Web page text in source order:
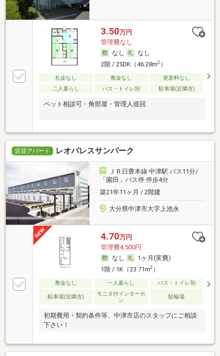
3.50万円
管理費なし
なし
なし
2階 / 2SDK（46.28m2）
礼金なし 敷金なし
更新料なし
二人暮らし
バス・トイレ別 駐車場(近隣含)
ペット相談可・角部屋・管理人巡回
賃貸アパート レオパレスサンパーク
ＪＲ日豊本線 中津駅 バス11分/
「園田」バス停 停歩4分
築21年11ヶ月 / 2階建
大分県中津市大字上池永
4.70万円
管理費4,500円
なし
1ヶ月(実費)
1階 / 1K（23.71m2）
敷金なし 一人暮らし バス・トイレ別
駐車場(近隣含)
モニタ付インターホ
ン
駐輪場
初期費用・契約条件等、中津市店のスタッフにご相談
下さい！